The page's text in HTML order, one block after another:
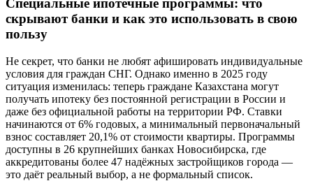
Специальные ипотечные программы: что
скрывают банки и как это использовать в свою
пользу
Не секрет, что банки не любят афишировать индивидуальные
условия для граждан СНГ. Однако именно в 2025 году
ситуация изменилась: теперь граждане Казахстана могут
получать ипотеку без постоянной регистрации в России и
даже без официальной работы на территории РФ. Ставки
начинаются от 6% годовых, а минимальный первоначальный
взнос составляет 20,1% от стоимости квартиры. Программы
доступны в 26 крупнейших банках Новосибирска, где
аккредитованы более 47 надёжных застройщиков города —
это даёт реальный выбор, а не формальный список.